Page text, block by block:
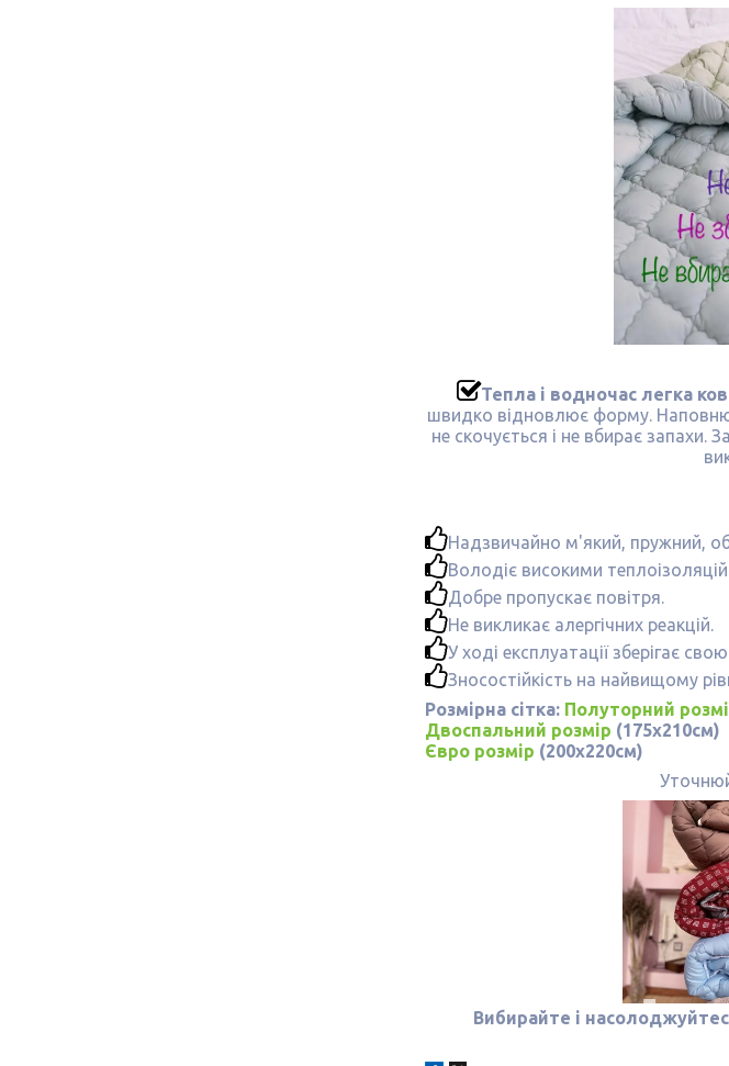
Тепла і водночас легка
швидко відновлює форму.
не скочується і не вбирає
Надзвичайно м'який, пружний,
Володіє високими
Добре пропускає повітря.
Не викликає алергічних реакцій.
У ході експлуатації зберігає
Зносостійкість на найвищому
Розмірна сітка: Полуторний
Двоспальний розмір (175х210см)
Євро розмір (200х220см)
Вибирайте і